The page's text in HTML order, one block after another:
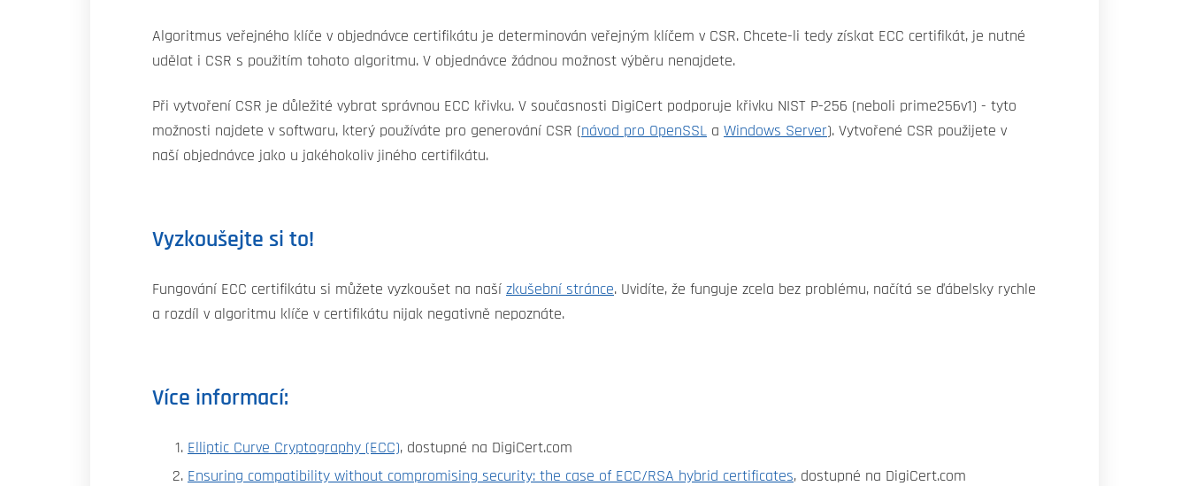
Algoritmus veřejného klíče v objednávce certifikátu je determinován veřejným klíčem v CSR. Chcete-li tedy získat ECC certifikát, je nutné
udělat i CSR s použitím tohoto algoritmu. V objednávce žádnou možnost výběru nenajdete.
Při vytvoření CSR je důležité vybrat správnou ECC křivku. V současnosti DigiCert podporuje křivku NIST P-256 (neboli prime256v1) - tyto
možnosti najdete v softwaru, který používáte pro generování CSR (návod pro OpenSSL a Windows Server). Vytvořené CSR použijete v
naší objednávce jako u jakéhokoliv jiného certifikátu.
Vyzkoušejte si to!
Fungování ECC certifikátu si můžete vyzkoušet na naší zkušební stránce. Uvidíte, že funguje zcela bez problému, načítá se ďábelsky rychle
a rozdíl v algoritmu klíče v certifikátu nijak negativně nepoznáte.
Více informací:
Elliptic Curve Cryptography (ECC), dostupné na DigiCert.com
Ensuring compatibility without compromising security: the case of ECC/RSA hybrid certificates, dostupné na DigiCert.com